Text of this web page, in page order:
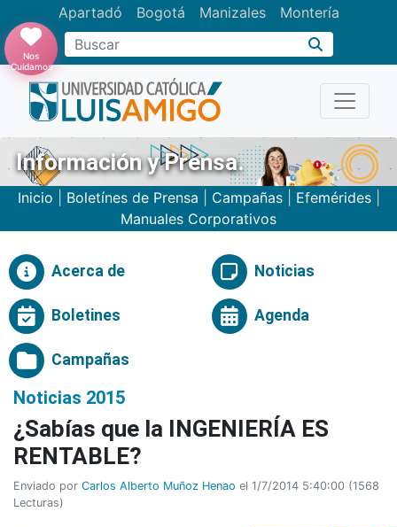
Apartadó Bogotá Manizales Montería
Buscar
Nos
Cuidamos
Información y Prensa.
Inicio Boletínes de Prensa Campañas| Efemérides|
Manuales Corporativos
Acerca de Noticias
Boletines Agenda
Campañas
Noticias 2015
¿Sabías que la INGENIERÍA ES
RENTABLE?
Enviado por Carlos Alberto Muñoz Henao el 1/7/2014 5:40:00 (1568
Lecturas)